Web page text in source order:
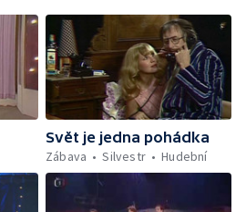
Svět je jedna pohádka
Zábava
Silvestr Hudební